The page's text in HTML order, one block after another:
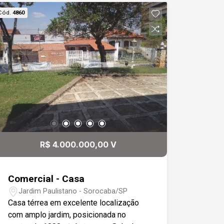
porcelanato premium, forro em gesso,
iluminação em LED embutida, ar-
condicionado e janelão em vidro; - Sala
de jantar integrada em conceito aberto
com a cozinha americana; - Cozinha
moderna com ilha central, fogão por
indução, coifa, modulados planejados e
balcão em L revestido em granito; -
Sacada aconchegante com acesso pela
porta balcão da cozinha. Área Íntima: - 4
suítes espaçosas, todas com portas
balcão, venezianas automatizadas, piso
vinílico, teto em gesso, iluminação em
com um magnífico closet; - Escritório
funcional e confortável, ideal para home
office. Área Externa: - Salão de festas
espaçoso; - Churrasqueira gourmet; -
4860
R$ 4.000.000,00 V
Comercial - Casa
Jardim Paulistano - Sorocaba/SP
Casa térrea em excelente localização
com amplo jardim, posicionada no